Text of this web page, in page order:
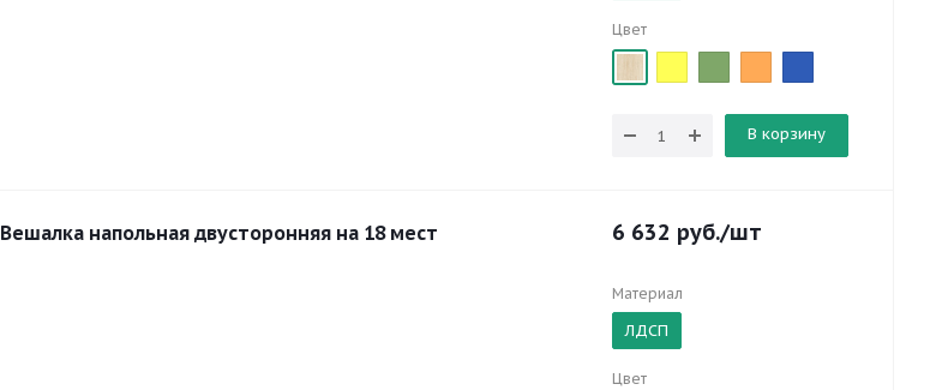
Цвет
В корзину
Вешалка напольная двусторонняя на 18 мест 6 632 руб./шт
Материал
ЛДСП
Цвет